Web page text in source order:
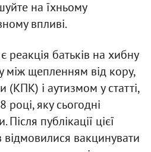
на їхньому
впливі.
реакція батьків на хибну
між щепленням від кору,
(КПК) і аутизмом у статті,
році, яку сьогодні
публікації цієї
відмовилися вакцинувати